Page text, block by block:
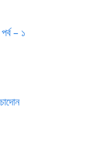
– ১